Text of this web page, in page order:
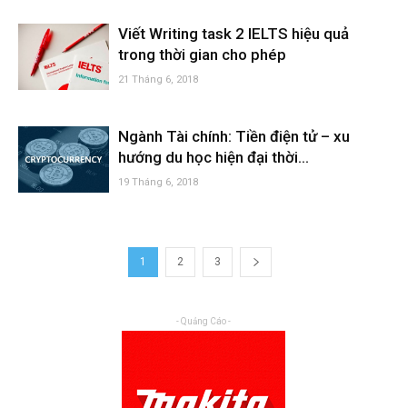
Viết Writing task 2 IELTS hiệu quả
trong thời gian cho phép
21 Tháng 6, 2018
Ngành Tài chính: Tiền điện tử – xu
hướng du học hiện đại thời...
19 Tháng 6, 2018
1 2 3
- Quảng Cáo -